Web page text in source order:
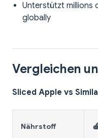
Unterstützt millions
globally
Vergleichen
Sliced Apple vs
Nährstoff